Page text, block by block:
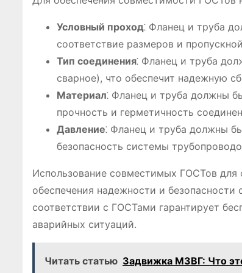
Условный проход⁚ Фланец и труба
соответствие размеров и
Тип соединения⁚ Фланец и труба
сварное), что обеспечит надежную
Материал⁚ Фланец и труба должны
прочность и герметичность
Давление⁚ Фланец и труба должны
безопасность системы
Использование совместимых ГОСТов для
обеспечения надежности и
соответствии с ГОСТами гарантирует
аварийных ситуаций.
Читать статью Задвижка МЗВГ: Что